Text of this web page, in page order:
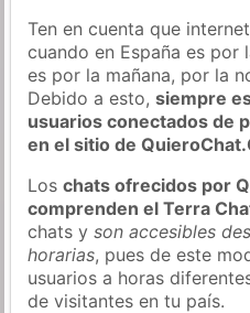
Ten en cuenta que
cuando en España es por
es por la mañana, por la
Debido a esto,siempre
usuarios conectados de
en el sitio de
Loschats ofrecidos por
comprenden el Terra
chats yson accesibles
horarias, pues de este
usuarios a horas
de visitantes en tu país.